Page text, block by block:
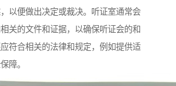
以便做出决定或裁决。听证室通常会
关的文件和证据，以确保听证会的和
符合相关的法律和规定，例如提供适
障。